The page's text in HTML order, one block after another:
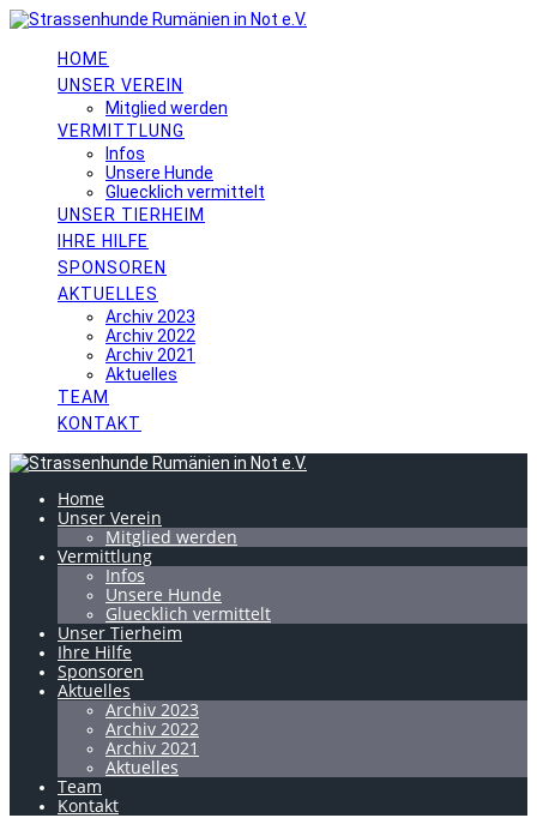
Skip
contentHOME
UNSER VEREIN
Mitglied werden
VERMITTLUNG
Infos
Unsere Hunde
Gluecklich vermittelt
UNSER TIERHEIM
IHRE HILFE
SPONSOREN
AKTUELLES
Archiv 2023
Archiv 2022
Archiv 2021
Aktuelles
TEAM
KONTAKT
Home
Unser Verein
Mitglied werden
Vermittlung
Infos
Unsere Hunde
Gluecklich vermittelt
Unser Tierheim
Ihre Hilfe
Sponsoren
Aktuelles
Archiv 2023
Archiv 2022
Archiv 2021
Aktuelles
Team
Kontakt